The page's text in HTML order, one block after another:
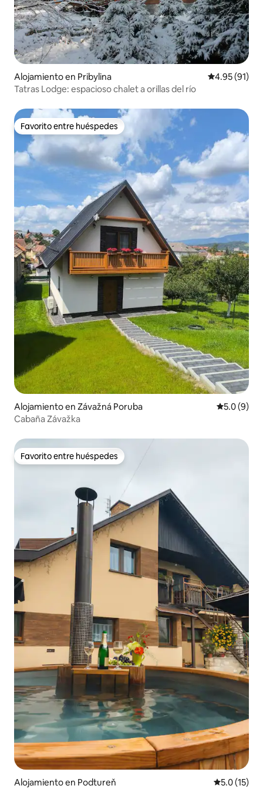
Alojamiento en Pribylina Calificación
4.95 (91)
Tatras Lodge: espacioso chalet a orillas del río
Favorito entre huéspedes
Favorito entre huéspedes
Alojamiento en Závažná Poruba
5.0 (9)
Cabaña Závažka
Favorito entre huéspedes
Favorito entre huéspedes
Alojamiento en Podtureň Calificación
5.0 (15)